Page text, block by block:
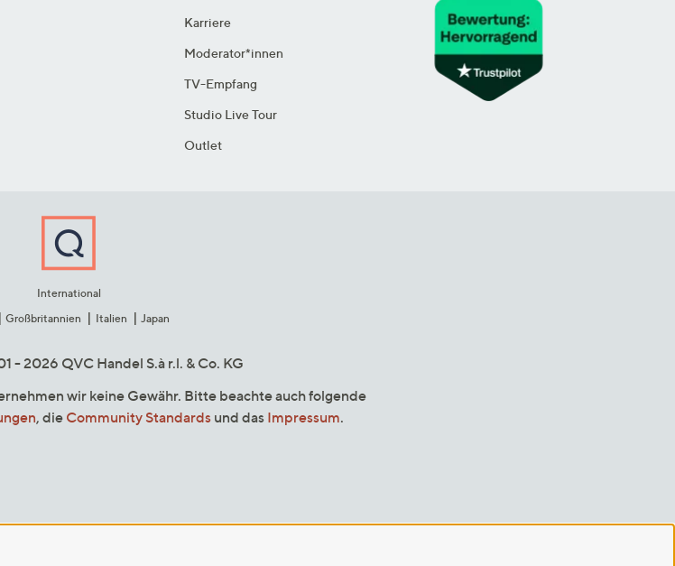
Karriere
Moderator*innen
TV-Empfang
Studio Live Tour
Outlet
International
Großbritannien Italien Japan
- 2026 QVC Handel S.à r.l. & Co. KG
wir keine Gewähr. Bitte beachte auch folgende
, die Community Standardsund das Impressum.